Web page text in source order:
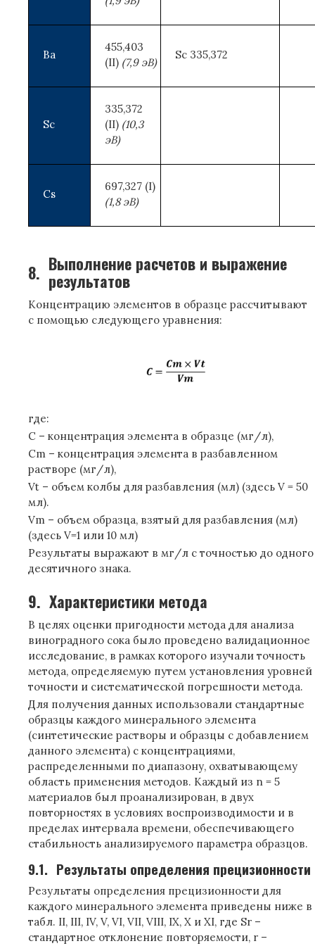
Ba
455,403
(II) (7,9 эВ)
Sc 335,372
Sc
335,372
(II) (10,3
эВ)
Cs
697,327 (I)
(1,8 эВ)
8. Выполнение расчетов и выражение
результатов
Концентрацию элементов в образце рассчитывают
с помощью следующего уравнения:
где:
C – концентрация элемента в образце (мг/л),
Cm – концентрация элемента в разбавленном
растворе (мг/л),
Vt – объем колбы для разбавления (мл) (здесь V = 50
мл).
Vm – объем образца, взятый для разбавления (мл)
(здесь V=1 или 10 мл)
Результаты выражают в мг/л с точностью до одного
десятичного знака.
9. Характеристики метода
В целях оценки пригодности метода для анализа
виноградного сока было проведено валидационное
исследование, в рамках которого изучали точность
метода, определяемую путем установления уровней
точности и систематической погрешности метода.
Для получения данных использовали стандартные
образцы каждого минерального элемента
(синтетические растворы и образцы с добавлением
данного элемента) с концентрациями,
распределенными по диапазону, охватывающему
область применения методов. Каждый из n = 5
материалов был проанализирован, в двух
повторностях в условиях воспроизводимости и в
пределах интервала времени, обеспечивающего
стабильность анализируемого параметра образцов.
9.1. Результаты определения прецизионности
Результаты определения прецизионности для
каждого минерального элемента приведены ниже в
табл. II, III, IV, V, VI, VII, VIII, IX, X и XI, где Sr –
стандартное отклонение повторяемости, r –